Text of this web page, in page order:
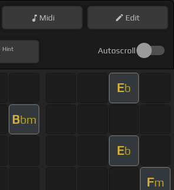
Midi Edit
Hint Autoscroll
Eb
Bbm
Eb
Fm